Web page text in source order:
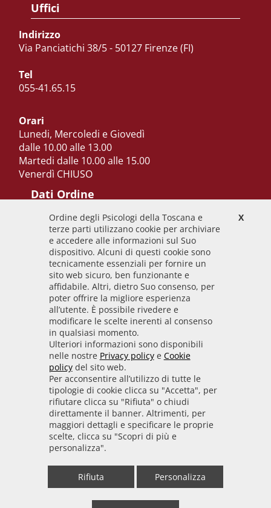
Uffici
Indirizzo
Via Panciatichi 38/5 - 50127 Firenze (FI)
Tel
055-41.65.15
Orari
Lunedi, Mercoledi e Giovedì
dalle 10.00 alle 13.00
Martedi dalle 10.00 alle 15.00
Venerdì CHIUSO
Dati Ordine
Codice Fiscale
92009700458
Codice IPA
odpt_to
Linee guida
Sito realizzato seguendo le linee guida di sviluppo
per i servizi web delle PA pubblicate da AGID in
collaborazione con il TEAM PER LA
TRASFORMAZIONE DIGITALE.
• Informativa cookie • Informativa privacy
• Amministrazione trasparente • Whistleblowing
• Mappa del sito • Dichiarazione di accessibilità
X
Ordine degli Psicologi della Toscana e
terze parti utilizzano cookie per archiviare
e accedere alle informazioni sul Suo
dispositivo. Alcuni di questi cookie sono
tecnicamente essenziali per fornire un
sito web sicuro, ben funzionante e
affidabile. Altri, dietro Suo consenso, per
poter offrire la migliore esperienza
all’utente. È possibile rivedere e
modificare le scelte inerenti al consenso
in qualsiasi momento.
Ulteriori informazioni sono disponibili
nelle nostre Privacy policye Cookie
policydel sito web.
Per acconsentire all’utilizzo di tutte le
tipologie di cookie clicca su "Accetta", per
rifiutare clicca su "Rifiuta" o chiudi
direttamente il banner. Altrimenti, per
maggiori dettagli e specificare le proprie
scelte, clicca su "Scopri di più e
personalizza".
Rifiuta Personalizza